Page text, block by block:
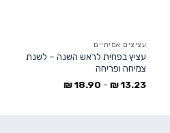
עציצים אמיתיים
עציץ בפחית לראש השנה – לשנת
צמיחה ופריחה
13.23
₪
-
18.90
₪